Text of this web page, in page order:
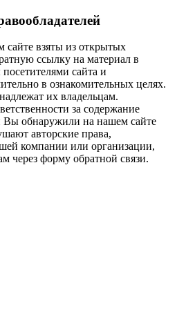
сайте взяты из открытых
ссылку на материал в
сайта и
в ознакомительных целях.
их владельцам.
за содержание
Вы обнаружили на нашем сайте
авторские права,
компании или организации,
через форму обратной связи.